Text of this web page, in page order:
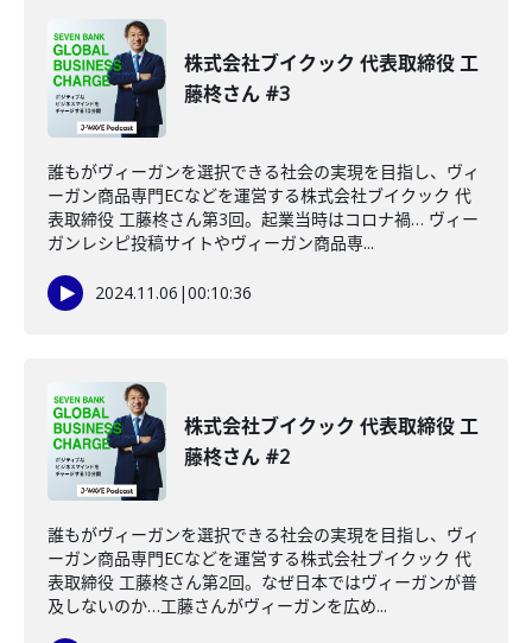
株式会社ブイクック 代表取締役 工
藤柊さん #3
誰もがヴィーガンを選択できる社会の実現を目指し、ヴィ
ーガン商品専門ECなどを運営する株式会社ブイクック 代
表取締役 工藤柊さん第3回。起業当時はコロナ禍… ヴィー
ガンレシピ投稿サイトやヴィーガン商品専...
2024.11.06 |00:10:36
株式会社ブイクック 代表取締役 工
藤柊さん #2
誰もがヴィーガンを選択できる社会の実現を目指し、ヴィ
ーガン商品専門ECなどを運営する株式会社ブイクック 代
表取締役 工藤柊さん第2回。なぜ日本ではヴィーガンが普
及しないのか…工藤さんがヴィーガンを広め...